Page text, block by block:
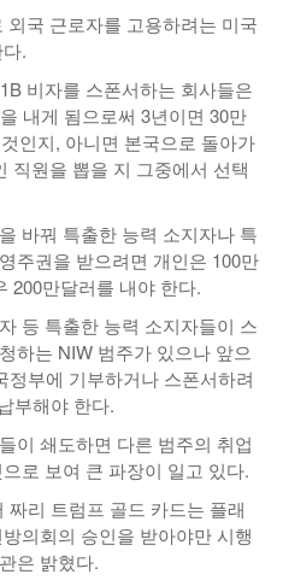
국 근로자를 고용하려는 미국
.
비자를 스폰서하는 회사들은
내게 됨으로써 3년이면 30만
인지, 아니면 본국으로 돌아가
직원을 뽑을 지 그중에서 선택
바꿔 특출한 능력 소지자나 특
주권을 받으려면 개인은 100만
200만달러를 내야 한다.
등 특출한 능력 소지자들이 스
하는 NIW 범주가 있으나 앞으
부에 기부하거나 스폰서하려
부해야 한다.
이 쇄도하면 다른 범주의 취업
로 보여 큰 파장이 일고 있다.
리 트럼프 골드 카드는 플래
의회의 승인을 받아야만 시행
은 밝혔다.